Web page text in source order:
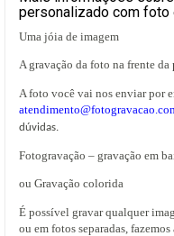
personalizado com foto
Uma jóia de imagem
A gravação da foto na frente da
A foto você vai nos enviar por
dúvidas.
Fotogravação – gravação em
ou Gravação colorida
É possível gravar qualquer
ou em fotos separadas,